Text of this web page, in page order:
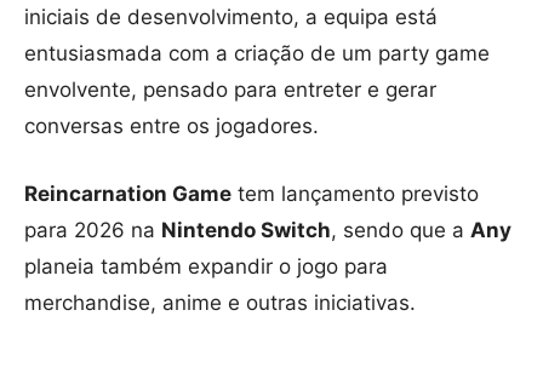
iniciais de desenvolvimento, a equipa está
entusiasmada com a criação de um party game
envolvente, pensado para entreter e gerar
conversas entre os jogadores.
Reincarnation Game tem lançamento previsto
para 2026 na Nintendo Switch, sendo que a Any
planeia também expandir o jogo para
merchandise, anime e outras iniciativas.